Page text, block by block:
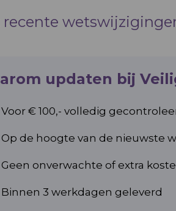
updaten bij
Voor € 100,- volledig
Op de hoogte van de nieuwste
Geen onverwachte of extra
Binnen 3 werkdagen geleverd